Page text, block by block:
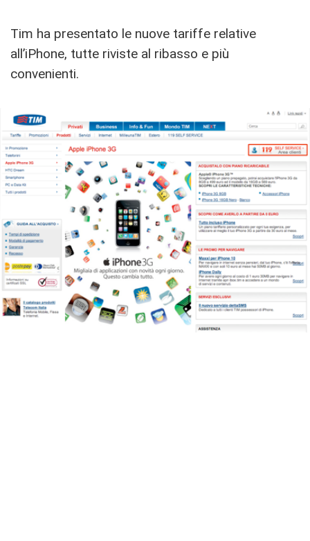
Tim ha presentato le nuove tariffe relative
all’iPhone, tutte riviste al ribasso e più
convenienti.